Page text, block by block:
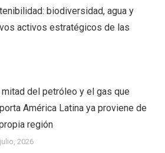
biodiversidad, agua y
activos estratégicos de las
mitad del petróleo y el gas que
América Latina ya proviene de
región
2026